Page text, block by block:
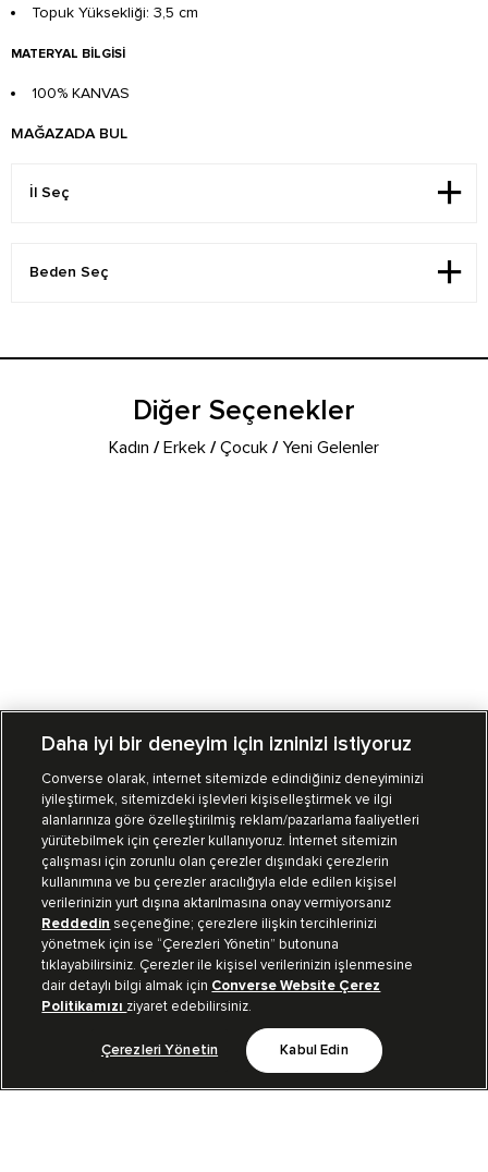
Topuk Yüksekliği: 3,5 cm
MATERYAL BILGISI
100% KANVAS
MAĞAZADA BUL
Diğer Seçenekler
Kadın /Erkek /Çocuk /Yeni Gelenler
Mağazalarımız Sipariş Takibi
Müşteri İlişkileri
Koleksiyon
Kurumsal
Bizi Takip Et
Daha iyi bir deneyim için izninizi istiyoruz
Converse olarak, internet sitemizde edindiğiniz deneyiminizi
iyileştirmek, sitemizdeki işlevleri kişiselleştirmek ve ilgi
alanlarınıza göre özelleştirilmiş reklam/pazarlama faaliyetleri
yürütebilmek için çerezler kullanıyoruz. İnternet sitemizin
çalışması için zorunlu olan çerezler dışındaki çerezlerin
kullanımına ve bu çerezler aracılığıyla elde edilen kişisel
verilerinizin yurt dışına aktarılmasına onay vermiyorsanız
Reddedin seçeneğine; çerezlere ilişkin tercihlerinizi
yönetmek için ise “Çerezleri Yönetin” butonuna
tıklayabilirsiniz. Çerezler ile kişisel verilerinizin işlenmesine
dair detaylı bilgi almak için Converse Website Çerez
Politikamızı ziyaret edebilirsiniz.
Çerezleri Yönetin Kabul Edin